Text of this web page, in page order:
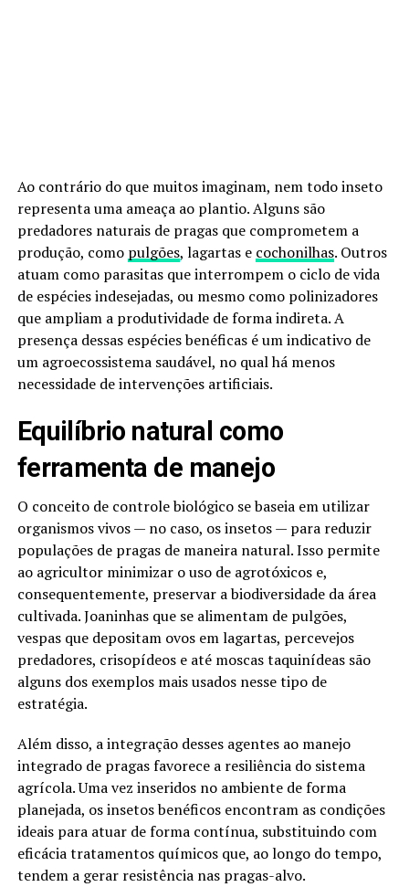
Ao contrário do que muitos imaginam, nem todo inseto
representa uma ameaça ao plantio. Alguns são
predadores naturais de pragas que comprometem a
produção, como pulgões, lagartas e cochonilhas. Outros
atuam como parasitas que interrompem o ciclo de vida
de espécies indesejadas, ou mesmo como polinizadores
que ampliam a produtividade de forma indireta. A
presença dessas espécies benéficas é um indicativo de
um agroecossistema saudável, no qual há menos
necessidade de intervenções artificiais.
Equilíbrio natural como
ferramenta de manejo
O conceito de controle biológico se baseia em utilizar
organismos vivos — no caso, os insetos — para reduzir
populações de pragas de maneira natural. Isso permite
ao agricultor minimizar o uso de agrotóxicos e,
consequentemente, preservar a biodiversidade da área
cultivada. Joaninhas que se alimentam de pulgões,
vespas que depositam ovos em lagartas, percevejos
predadores, crisopídeos e até moscas taquinídeas são
alguns dos exemplos mais usados nesse tipo de
estratégia.
Além disso, a integração desses agentes ao manejo
integrado de pragas favorece a resiliência do sistema
agrícola. Uma vez inseridos no ambiente de forma
planejada, os insetos benéficos encontram as condições
ideais para atuar de forma contínua, substituindo com
eficácia tratamentos químicos que, ao longo do tempo,
tendem a gerar resistência nas pragas-alvo.